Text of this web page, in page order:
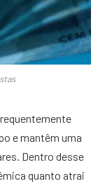
e mantêm uma
Dentro desse
quanto atrai